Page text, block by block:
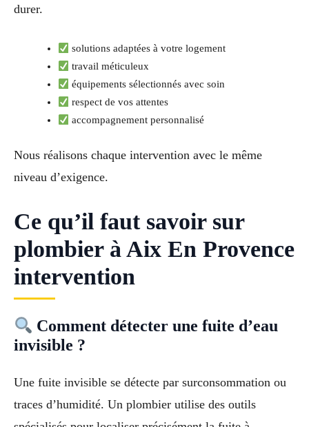
durer.
solutions adaptées à votre logement
travail méticuleux
équipements sélectionnés avec soin
respect de vos attentes
accompagnement personnalisé
Nous réalisons chaque intervention avec le même
niveau d’exigence.
Ce qu’il faut savoir sur
plombier à Aix En Provence
intervention
Comment détecter une fuite d’eau
invisible ?
Une fuite invisible se détecte par surconsommation ou
traces d’humidité. Un plombier utilise des outils